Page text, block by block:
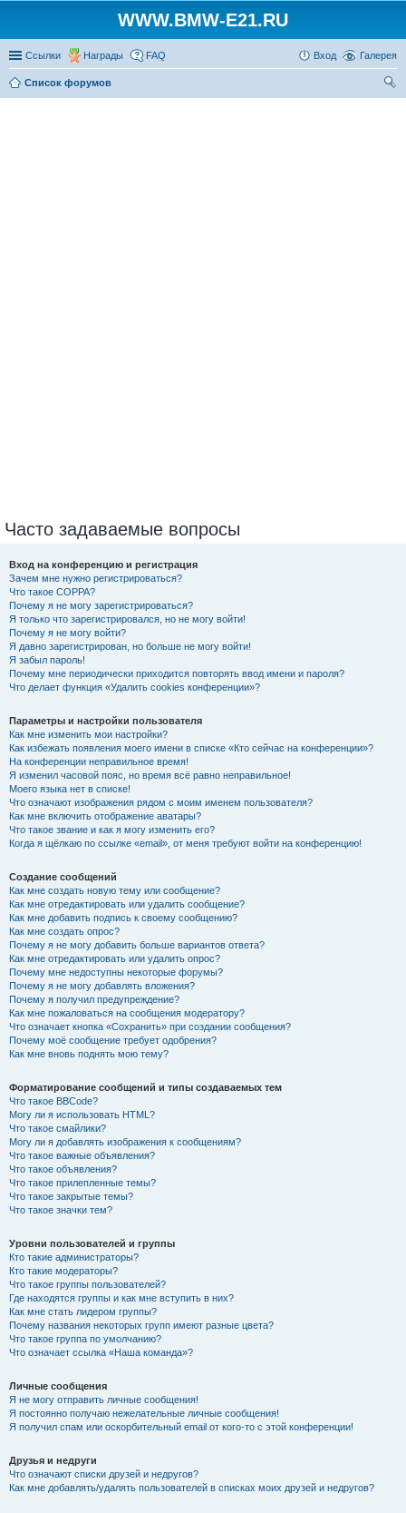
WWW.BMW-E21.RU
Ссылки Награды Галерея
FAQ Вход
Список форумов
Часто задаваемые вопросы
Вход на конференцию и регистрация
Зачем мне нужно регистрироваться?
Что такое COPPA?
Почему я не могу зарегистрироваться?
Я только что зарегистрировался, но не могу войти!
Почему я не могу войти?
Я давно зарегистрирован, но больше не могу войти!
Я забыл пароль!
Почему мне периодически приходится повторять ввод имени и пароля?
Что делает функция «Удалить cookies конференции»?
Параметры и настройки пользователя
Как мне изменить мои настройки?
Как избежать появления моего имени в списке «Кто сейчас на конференции»?
На конференции неправильное время!
Я изменил часовой пояс, но время всё равно неправильное!
Моего языка нет в списке!
Что означают изображения рядом с моим именем пользователя?
Как мне включить отображение аватары?
Что такое звание и как я могу изменить его?
Когда я щёлкаю по ссылке «email», от меня требуют войти на конференцию!
Создание сообщений
Как мне создать новую тему или сообщение?
Как мне отредактировать или удалить сообщение?
Как мне добавить подпись к своему сообщению?
Как мне создать опрос?
Почему я не могу добавить больше вариантов ответа?
Как мне отредактировать или удалить опрос?
Почему мне недоступны некоторые форумы?
Почему я не могу добавлять вложения?
Почему я получил предупреждение?
Как мне пожаловаться на сообщения модератору?
Что означает кнопка «Сохранить» при создании сообщения?
Почему моё сообщение требует одобрения?
Как мне вновь поднять мою тему?
Форматирование сообщений и типы создаваемых тем
Что такое BBCode?
Могу ли я использовать HTML?
Что такое смайлики?
Могу ли я добавлять изображения к сообщениям?
Что такое важные объявления?
Что такое объявления?
Что такое прилепленные темы?
Что такое закрытые темы?
Что такое значки тем?
Уровни пользователей и группы
Кто такие администраторы?
Кто такие модераторы?
Что такое группы пользователей?
Где находятся группы и как мне вступить в них?
Как мне стать лидером группы?
Почему названия некоторых групп имеют разные цвета?
Что такое группа по умолчанию?
Что означает ссылка «Наша команда»?
Личные сообщения
Я не могу отправить личные сообщения!
Я постоянно получаю нежелательные личные сообщения!
Я получил спам или оскорбительный email от кого-то с этой конференции!
Друзья и недруги
Что означают списки друзей и недругов?
Как мне добавлять/удалять пользователей в списках моих друзей и недругов?